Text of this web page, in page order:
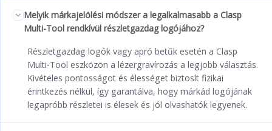
Melyik márkajelölési módszer a legalkalmasabb a Clasp
Multi-Tool rendkívül részletgazdag logójához?
Részletgazdag logók vagy apró betűk esetén a Clasp
Multi-Tool eszközön a lézergravírozás a legjobb választás.
Kivételes pontosságot és élességet biztosít fizikai
érintkezés nélkül, így garantálva, hogy márkád logójának
legapróbb részletei is élesek és jól olvashatók legyenek.